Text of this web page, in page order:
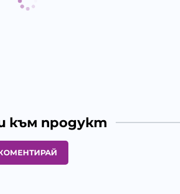
към продукт